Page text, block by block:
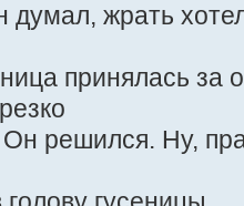
думал, жрать
принялась за
решился. Ну,